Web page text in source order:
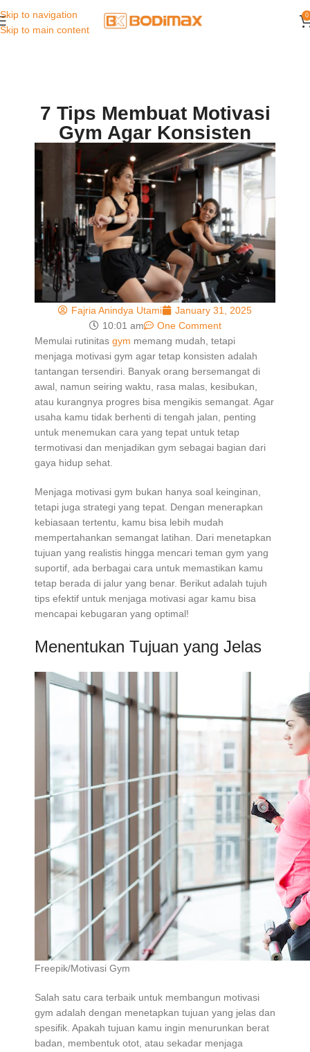
Skip to navigation
Skip to main content
0
7 Tips Membuat Motivasi
Gym Agar Konsisten
Fajria Anindya Utami
January 31, 2025
10:01 am
One Comment
Memulai rutinitas gym memang mudah, tetapi
menjaga motivasi gym agar tetap konsisten adalah
tantangan tersendiri. Banyak orang bersemangat di
awal, namun seiring waktu, rasa malas, kesibukan,
atau kurangnya progres bisa mengikis semangat. Agar
usaha kamu tidak berhenti di tengah jalan, penting
untuk menemukan cara yang tepat untuk tetap
termotivasi dan menjadikan gym sebagai bagian dari
gaya hidup sehat.
Menjaga motivasi gym bukan hanya soal keinginan,
tetapi juga strategi yang tepat. Dengan menerapkan
kebiasaan tertentu, kamu bisa lebih mudah
mempertahankan semangat latihan. Dari menetapkan
tujuan yang realistis hingga mencari teman gym yang
suportif, ada berbagai cara untuk memastikan kamu
tetap berada di jalur yang benar. Berikut adalah tujuh
tips efektif untuk menjaga motivasi agar kamu bisa
mencapai kebugaran yang optimal!
Menentukan Tujuan yang Jelas
Freepik/Motivasi Gym
Salah satu cara terbaik untuk membangun motivasi
gym adalah dengan menetapkan tujuan yang jelas dan
spesifik. Apakah tujuan kamu ingin menurunkan berat
badan, membentuk otot, atau sekadar menjaga